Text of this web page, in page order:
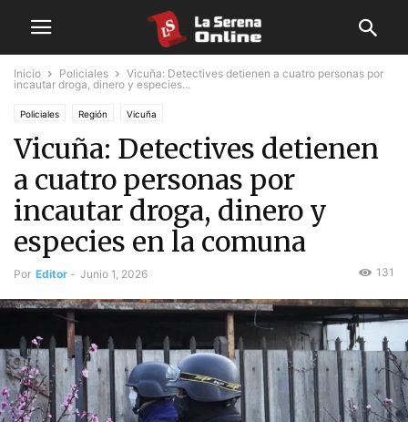
Inicio Policiales
Vicuña: Detectives detienen a cuatro personas por
incautar droga, dinero y especies...
Policiales Región Vicuña
Vicuña: Detectives detienen
a cuatro personas por
incautar droga, dinero y
especies en la comuna
Por Editor - Junio 1, 2026 131